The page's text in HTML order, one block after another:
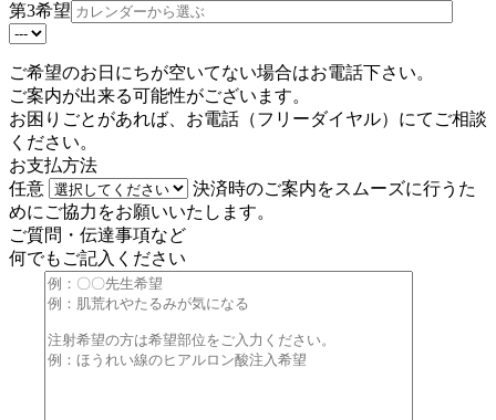
第3希望
ご希望のお日にちが空いてない場合はお電話下さい。
ご案内が出来る可能性がございます。
お困りごとがあれば、お電話（フリーダイヤル）にてご相談
ください。
お支払方法
任意
決済時のご案内をスムーズに行うた
めにご協力をお願いいたします。
ご質問・伝達事項など
何でもご記入ください